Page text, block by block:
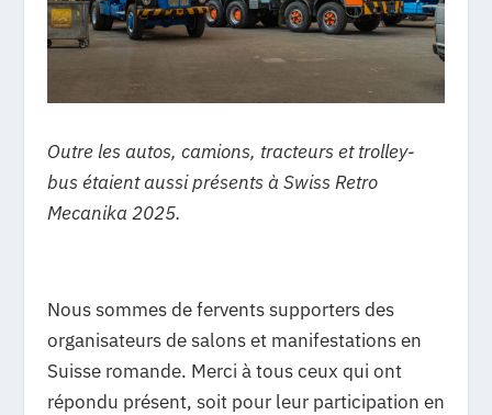
Outre les autos, camions, tracteurs et trolley-
bus étaient aussi présents à Swiss Retro
Mecanika 2025.
Nous sommes de fervents supporters des
organisateurs de salons et manifestations en
Suisse romande. Merci à tous ceux qui ont
répondu présent, soit pour leur participation en